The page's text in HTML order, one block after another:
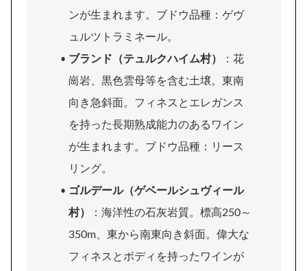
ンが生まれます。ブドウ品種：ゲヴ
ュルツトラミネール。
ブランド（テュルクハイム村）
：花
崗岩、黒色雲母等を含む土壌。東南
向き急斜面。フィネスとエレガンス
を持った長期熟成能力のあるワイン
が生まれます。ブドウ品種：リース
リング。
ゴルデール（ゲベールシュヴィール
村）
：海洋性の石灰岩質。標高250～
350m、東から南東向き斜面。偉大な
フィネスとボディを持ったワインが